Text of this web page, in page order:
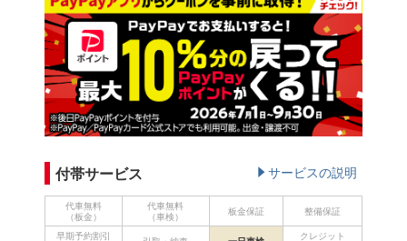
付帯サービス サービスの説明
代車無料
（板金）
代車無料
（車検）
板金保証 整備保証
早期予約割引
クレジット